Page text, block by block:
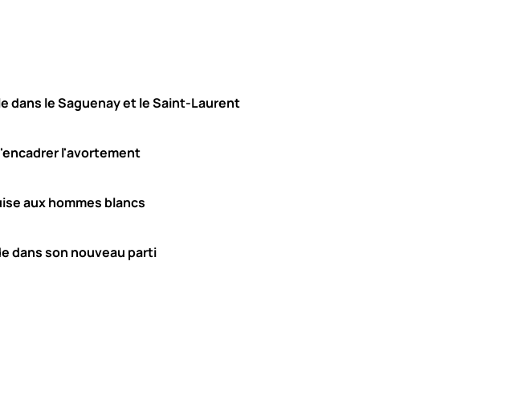
dans le Saguenay et le Saint-Laurent
l'avortement
aux hommes blancs
dans son nouveau parti